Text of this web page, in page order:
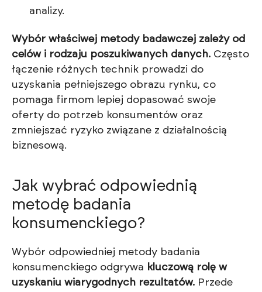
analizy.
Wybór właściwej metody badawczej zależy od
celów i rodzaju poszukiwanych danych. Często
łączenie różnych technik prowadzi do
uzyskania pełniejszego obrazu rynku, co
pomaga firmom lepiej dopasować swoje
oferty do potrzeb konsumentów oraz
zmniejszać ryzyko związane z działalnością
biznesową.
Jak wybrać odpowiednią
metodę badania
konsumenckiego?
Wybór odpowiedniej metody badania
konsumenckiego odgrywa kluczową rolę w
uzyskaniu wiarygodnych rezultatów. Przede